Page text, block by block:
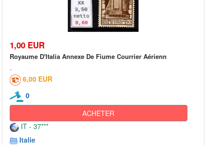
1,00 EUR
Royaume D'Italia Annexe De Fiume Courrier Aérienn
6,00 EUR
0
ACHETER
IT - 37***
Italie